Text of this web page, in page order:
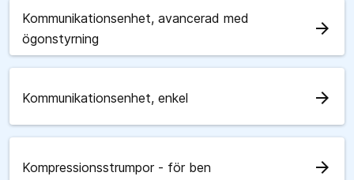
Kommunikationsenhet, avancerad med
ögonstyrning
arrow_forward
Kommunikationsenhet, enkel arrow_forward
Kompressionsstrumpor - för ben arrow_forward